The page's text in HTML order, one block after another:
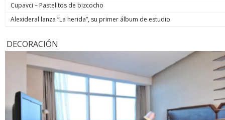
Cupavci – Pastelitos de bizcocho
Alexideral lanza “La herida”, su primer álbum de estudio
DECORACIÓN